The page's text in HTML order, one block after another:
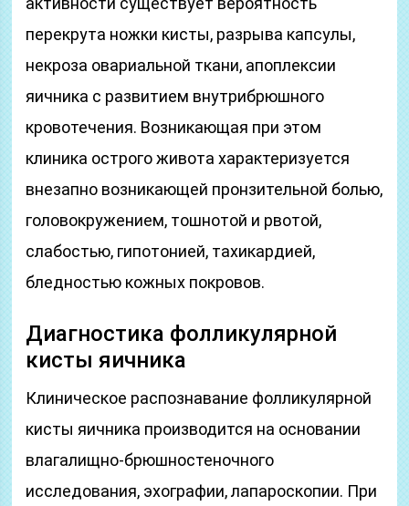
перекрута ножки кисты, разрыва капсулы,
некроза овариальной ткани, апоплексии
яичника с развитием внутрибрюшного
кровотечения. Возникающая при этом
клиника острого живота характеризуется
внезапно возникающей пронзительной болью,
головокружением, тошнотой и рвотой,
слабостью, гипотонией, тахикардией,
бледностью кожных покровов.
Диагностика фолликулярной
кисты яичника
Клиническое распознавание фолликулярной
кисты яичника производится на основании
влагалищно-брюшностеночного
исследования, эхографии, лапароскопии. При